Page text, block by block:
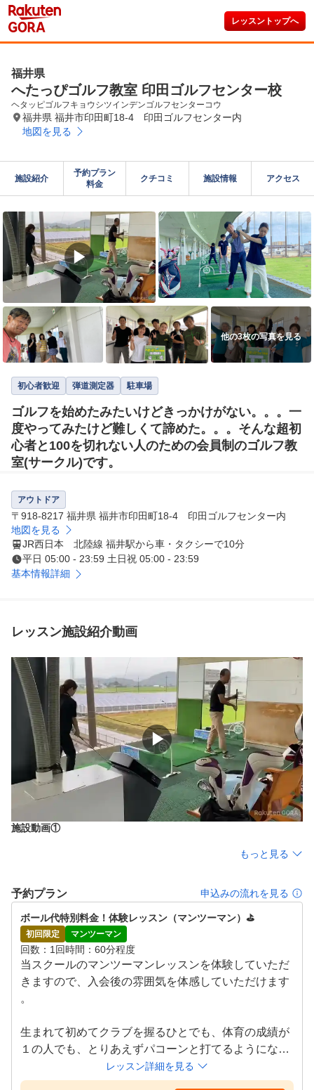
レッスントップへ
福井県
へたっぴゴルフ教室 印田ゴルフセンター校
ヘタッピゴルフキョウシツインデンゴルフセンターコウ
福井県 福井市印田町18-4 印田ゴルフセンター内
地図を見る
施設紹介
予約プラン
料金
クチコミ 施設情報 アクセス
▶
他の3枚の写真を見る
初心者歓迎 弾道測定器 駐車場
ゴルフを始めたみたいけどきっかけがない。。。一
度やってみたけど難しくて諦めた。。。そんな超初
心者と100を切れない人のための会員制のゴルフ教
室(サークル)です。
アウトドア
〒918-8217 福井県 福井市印田町18-4 印田ゴルフセンター内
地図を見る
JR西日本 北陸線 福井駅から車・タクシーで10分
平日 05:00 - 23:59 土日祝 05:00 - 23:59
基本情報詳細
レッスン施設紹介動画
▶
施設動画①
もっと見る
予約プラン 申込みの流れを見る
ボール代特別料金！体験レッスン（マンツーマン）⛳️
初回限定 マンツーマン
回数 1回時間 60分程度
当スクールのマンツーマンレッスンを体験していただ
きますので、入会後の雰囲気を体感していただけます
。
生まれて初めてクラブを握るひとでも、体育の成績が
１の人でも、とりあえずパコーンと打てるようになり
レッスン詳細を見る